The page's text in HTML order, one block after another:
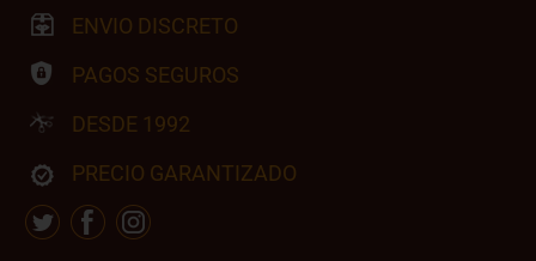
ENVIO DISCRETO
PAGOS SEGUROS
DESDE 1992
PRECIO GARANTIZADO